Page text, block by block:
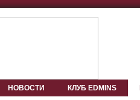
НОВОСТИ КЛУБ EDMINS